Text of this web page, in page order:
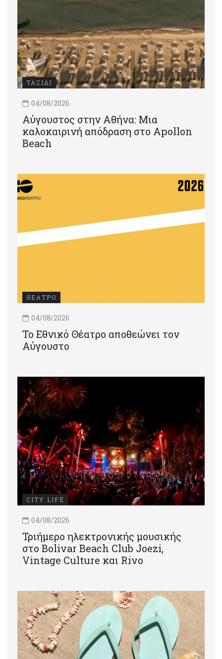
ΤΑΞΙΔΙ
04/08/2026
Αύγουστος στην Αθήνα: Μια
καλοκαιρινή απόδραση στο Apollon
Beach
ΘΕΑΤΡΟ
04/08/2026
Το Εθνικό Θέατρο αποθεώνει τον
Αύγουστο
CITY LIFE
04/08/2026
Τριήμερο ηλεκτρονικής μουσικής
στο Bolivar Beach Club Joezi,
Vintage Culture και Rivo